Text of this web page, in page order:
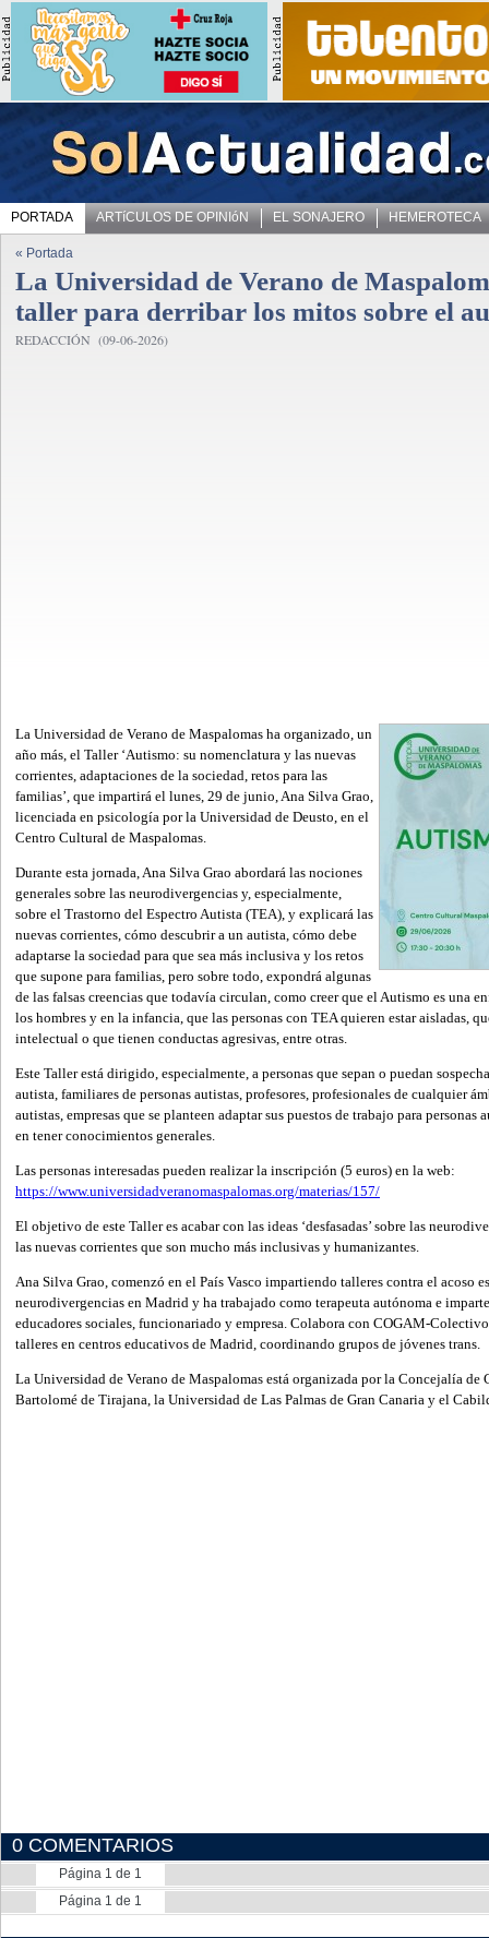
PORTADA ARTíCULOS DE OPINIóN EL SONAJERO HEMEROTECA
« Portada
La Universidad de Verano de
taller para derribar los mitos sobre el
REDACCIÓN (09-06-2026)
La Universidad de Verano de Maspalomas ha organizado, un
año más, el Taller ‘Autismo: su nomenclatura y las nuevas
corrientes, adaptaciones de la sociedad, retos para las
familias’, que impartirá el lunes, 29 de junio, Ana Silva Grao,
licenciada en psicología por la Universidad de Deusto, en el
Centro Cultural de Maspalomas.
Durante esta jornada, Ana Silva Grao abordará las nociones
generales sobre las neurodivergencias y, especialmente,
sobre el Trastorno del Espectro Autista (TEA), y explicará las
nuevas corrientes, cómo descubrir a un autista, cómo debe
adaptarse la sociedad para que sea más inclusiva y los retos
que supone para familias, pero sobre todo, expondrá algunas
de las falsas creencias que todavía circulan, como creer que el Autismo es una
los hombres y en la infancia, que las personas con TEA quieren estar aisladas,
intelectual o que tienen conductas agresivas, entre otras.
Este Taller está dirigido, especialmente, a personas que sepan o puedan
autista, familiares de personas autistas, profesores, profesionales de cualquier
autistas, empresas que se planteen adaptar sus puestos de trabajo para personas
en tener conocimientos generales.
Las personas interesadas pueden realizar la inscripción (5 euros) en la web:
https://www.universidadveranomaspalomas.org/materias/157/
El objetivo de este Taller es acabar con las ideas ‘desfasadas’ sobre las
las nuevas corrientes que son mucho más inclusivas y humanizantes.
Ana Silva Grao, comenzó en el País Vasco impartiendo talleres contra el acoso
neurodivergencias en Madrid y ha trabajado como terapeuta autónoma e
educadores sociales, funcionariado y empresa. Colabora con COGAM-
talleres en centros educativos de Madrid, coordinando grupos de jóvenes trans.
La Universidad de Verano de Maspalomas está organizada por la Concejalía de
Bartolomé de Tirajana, la Universidad de Las Palmas de Gran Canaria y el
0 COMENTARIOS
Página 1 de 1
Página 1 de 1